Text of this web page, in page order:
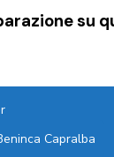
su
Capralba